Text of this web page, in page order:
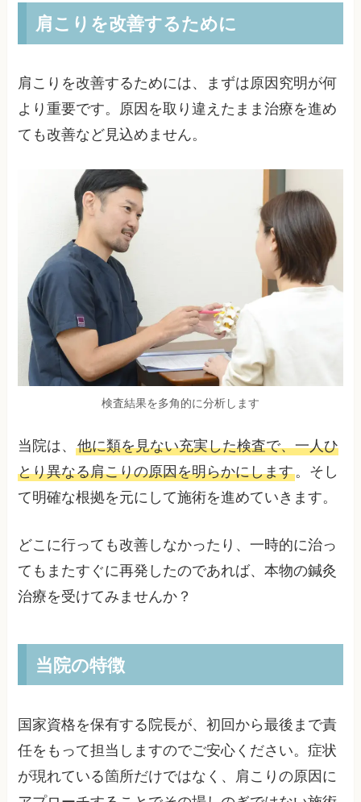
肩こりを改善するために
肩こりを改善するためには、まずは原因究明が何
より重要です。原因を取り違えたまま治療を進め
ても改善など見込めません。
検査結果を多角的に分析します
当院は、他に類を見ない充実した検査で、一人ひ
とり異なる肩こりの原因を明らかにします。そし
て明確な根拠を元にして施術を進めていきます。
どこに行っても改善しなかったり、一時的に治っ
てもまたすぐに再発したのであれば、本物の鍼灸
治療を受けてみませんか？
当院の特徴
国家資格を保有する院長が、初回から最後まで責
任をもって担当しますのでご安心ください。症状
が現れている箇所だけではなく、肩こりの原因に